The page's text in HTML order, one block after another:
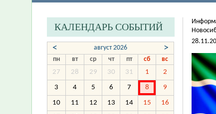
КАЛЕНДАРЬ СОБЫТИЙ
< август 2026 >
пн вт ср чт пт сб
вс
27
28 29 30 31 1 2
3 4 5 6 7 8 9
10 11 12 13 14 15 16